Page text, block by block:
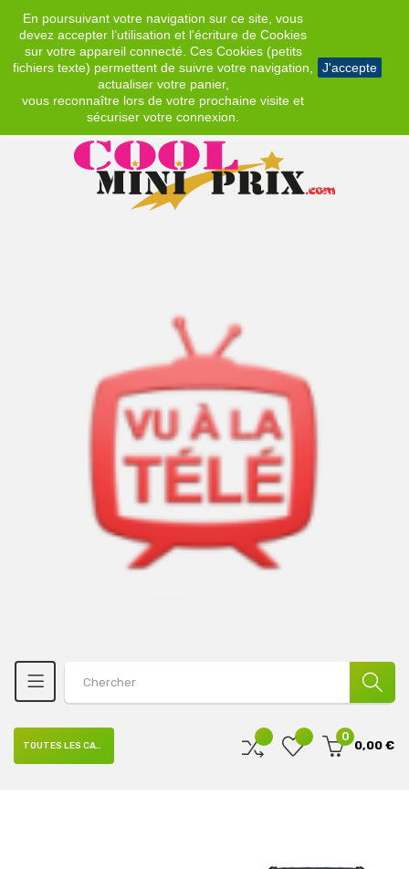
En poursuivant votre navigation sur ce site, vous
devez accepter l’utilisation et l'écriture de Cookies
sur votre appareil connecté. Ces Cookies (petits
fichiers texte) permettent de suivre votre navigation,
actualiser votre panier,
vous reconnaître lors de votre prochaine visite et
sécuriser votre connexion.
J'accepte
EUR
0
0,00 €
TOUTES LES CATÉGORIES